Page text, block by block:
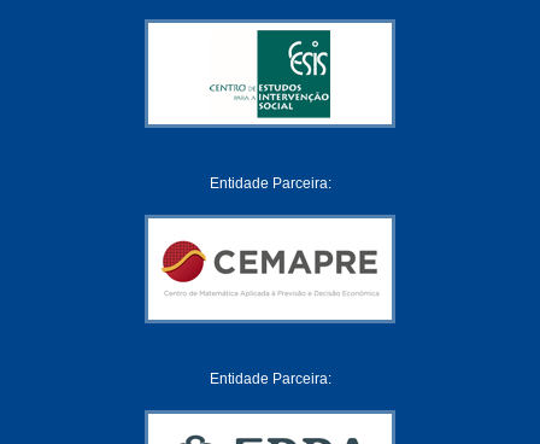
Entidade Parceira:
Entidade Parceira: